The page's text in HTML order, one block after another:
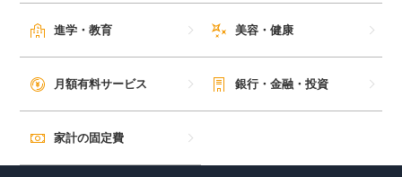
進学・教育 美容・健康
月額有料サービス 銀行・金融・投資
家計の固定費